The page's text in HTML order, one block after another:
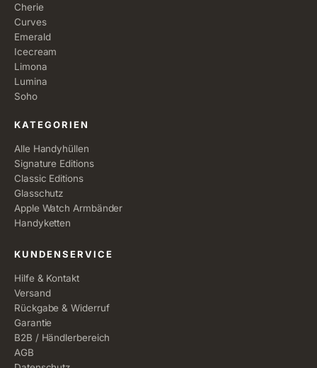
Cherie
Curves
Emerald
Icecream
Limona
Lumina
Soho
KATEGORIEN
Alle Handyhüllen
Signature Editions
Classic Editions
Glasschutz
Apple Watch Armbänder
Handyketten
KUNDENSERVICE
Hilfe & Kontakt
Versand
Rückgabe & Widerruf
Garantie
B2B / Händlerbereich
AGB